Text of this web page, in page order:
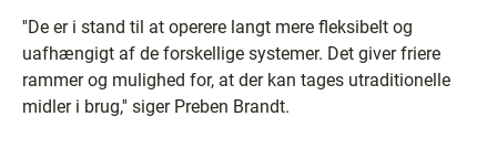
''De er i stand til at operere langt mere fleksibelt og
uafhængigt af de forskellige systemer. Det giver friere
rammer og mulighed for, at der kan tages utraditionelle
midler i brug,'' siger Preben Brandt.